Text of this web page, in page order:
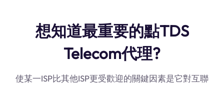
想知道最重要的點TDS
Telecom代理?
使某一ISP比其他ISP更受歡迎的關鍵因素是它對互聯